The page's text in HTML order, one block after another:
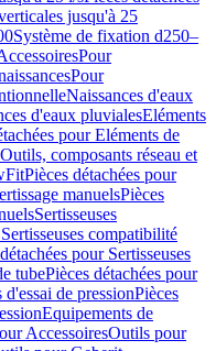
jusqu'à 25
Système de fixation d250–
Pour
Pour
Naissances d'eaux
d'eaux pluvialesEléments
pour Eléments de
Outils, composants réseau et
Pièces détachées pour
manuelsPièces
Sertisseuses
compatibilité
pour Sertisseuses
tubePièces détachées pour
de pressionPièces
Equipements de
AccessoiresOutils pour